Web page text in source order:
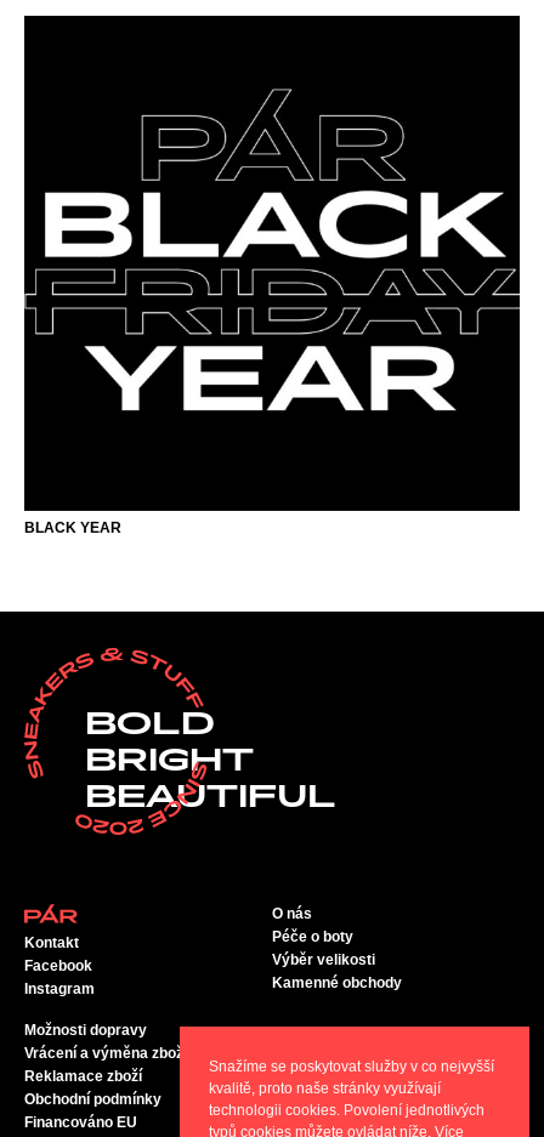
BLACK YEAR
BOLD
BRIGHT
BEAUTIFUL
Kontakt
Facebook
Instagram
O nás
Péče o boty
Výběr velikosti
Kamenné obchody
Možnosti dopravy
Vrácení a výměna zboží
Reklamace zboží
Obchodní podmínky
Financováno EU
Snažíme se poskytovat služby v co nejvyšší
kvalitě, proto naše stránky využívají
technologii cookies. Povolení jednotlivých
typů cookies můžete ovládat níže. Více